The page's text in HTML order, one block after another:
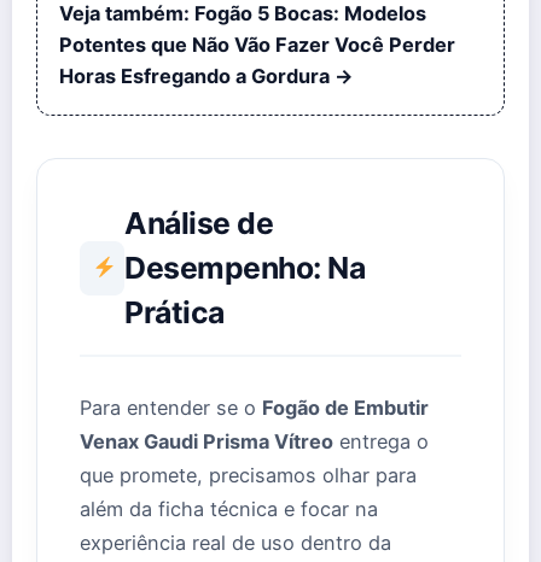
Veja também: Fogão 5 Bocas: Modelos
Potentes que Não Vão Fazer Você Perder
Horas Esfregando a Gordura →
Análise de
Desempenho: Na
Prática
Para entender se o Fogão de Embutir
Venax Gaudi Prisma Vítreo entrega o
que promete, precisamos olhar para
além da ficha técnica e focar na
experiência real de uso dentro da